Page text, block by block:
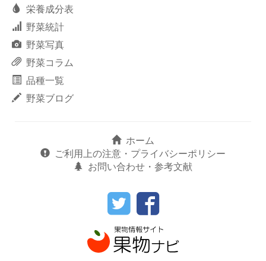
栄養成分表
野菜統計
野菜写真
野菜コラム
品種一覧
野菜ブログ
ホーム
ご利用上の注意・プライバシーポリシー
お問い合わせ・参考文献